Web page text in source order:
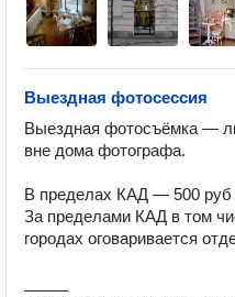
Выездная фотосессия
Выездная фотосъёмка —
вне дома фотографа.
В пределах КАД — 500 руб
За пределами КАД в том
городах оговаривается